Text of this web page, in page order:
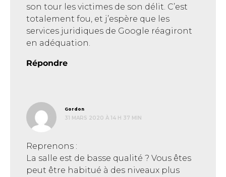
son tour les victimes de son délit. C’est
totalement fou, et j’espère que les
services juridiques de Google réagiront
en adéquation.
Répondre
Gordon
31 MARS 2020 À 14 H 37 MIN
Reprenons :
La salle est de basse qualité ? Vous êtes
peut être habitué à des niveaux plus